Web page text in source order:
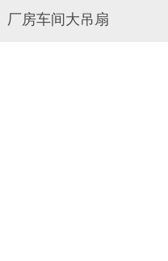
厂房车间大吊扇